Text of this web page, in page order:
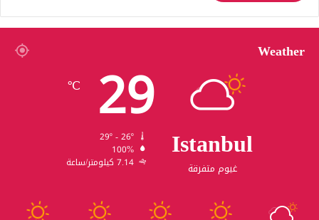
Weather
Istanbul
غيوم متفرقة
29
℃
100%
7.14 كيلومتر/ساعة